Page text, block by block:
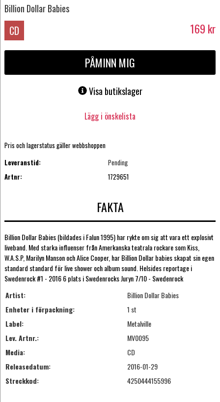
Billion Dollar Babies
CD 169 kr
PÅMINN MIG
Visa butikslager
Lägg i önskelista
Pris och lagerstatus gäller webbshoppen
Leveranstid:
Pending
Artnr:
1729651
FAKTA
Billion Dollar Babies (bildades i Falun 1995) har rykte om sig att vara ett explosivt
liveband. Med starka influenser från Amerkanska teatrala rockare som Kiss,
W.A.S.P, Marilyn Manson och Alice Cooper, har Billion Dollar babies skapat sin egen
standard standard för live shower och album sound. Helsides reportage i
Swedenrock #1 - 2016 6 plats i Swedenrocks Juryn 7/10 - Swedenrock
Artist:
Billion Dollar Babies
Enheter i förpackning:
1 st
Label:
Metalville
Lev. Artnr.:
MV0095
Media:
CD
Releasedatum:
2016-01-29
Streckkod:
4250444155996